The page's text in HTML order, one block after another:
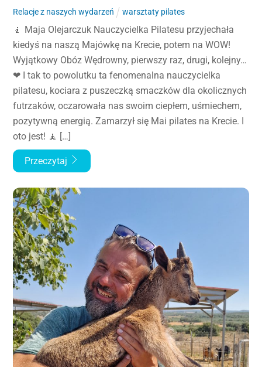
Relacje z naszych wydarzeń warsztaty pilates
🧎 Maja Olejarczuk Nauczycielka Pilatesu przyjechała
kiedyś na naszą Majówkę na Krecie, potem na WOW!
Wyjątkowy Obóz Wędrowny, pierwszy raz, drugi, kolejny…
❤ I tak to powolutku ta fenomenalna nauczycielka
pilatesu, kociara z puszeczką smaczków dla okolicznych
futrzaków, oczarowała nas swoim ciepłem, uśmiechem,
pozytywną energią. Zamarzył się Mai pilates na Krecie. I
oto jest! 🧘 […]
Przeczytaj